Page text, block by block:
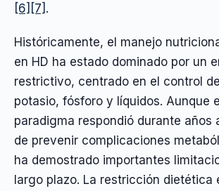
[6] [7] .
Históricamente, el manejo
en HD ha estado dominado por un
restrictivo, centrado en el control
potasio, fósforo y líquidos. Aunque
paradigma respondió durante años
de prevenir complicaciones
ha demostrado importantes
largo plazo. La restricción dietética